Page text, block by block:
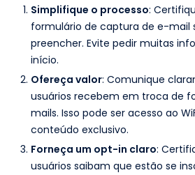
Simplifique o processo:
formulário de captura de e-mail
preencher. Evite pedir muitas
início.
Ofereça valor: Comunique
usuários recebem em troca de
mails. Isso pode ser acesso ao
conteúdo exclusivo.
Forneça um opt-in claro:
usuários saibam que estão se